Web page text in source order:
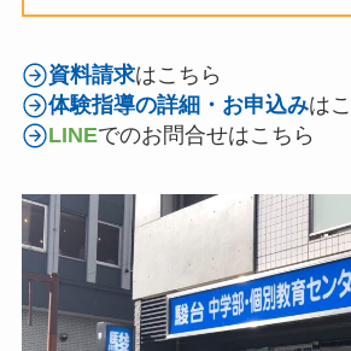
資料請求はこちら
体験指導の詳細・お申込みは
LINEでのお問合せはこちら